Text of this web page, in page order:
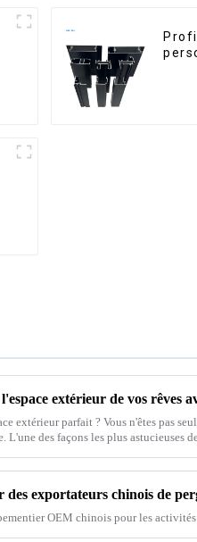
extérieur parfait ? Vous n'êtes pas
L'une des façons les plus astucieuses
OEM chinois pour les